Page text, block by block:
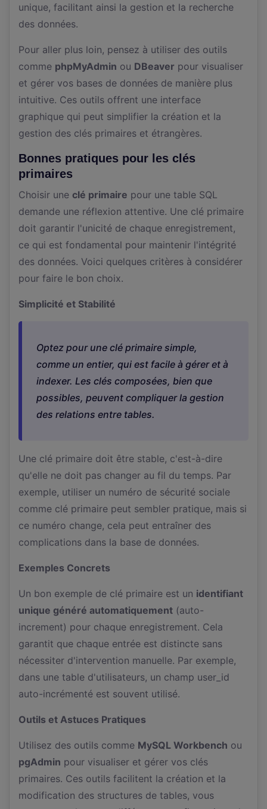
unique, facilitant ainsi la gestion et la recherche
des données.
Pour aller plus loin, pensez à utiliser des outils
comme phpMyAdmin ou DBeaver pour visualiser
et gérer vos bases de données de manière plus
intuitive. Ces outils offrent une interface
graphique qui peut simplifier la création et la
gestion des clés primaires et étrangères.
Bonnes pratiques pour les clés
primaires
Choisir une clé primaire pour une table SQL
demande une réflexion attentive. Une clé primaire
doit garantir l'unicité de chaque enregistrement,
ce qui est fondamental pour maintenir l'intégrité
des données. Voici quelques critères à considérer
pour faire le bon choix.
Simplicité et Stabilité
Optez pour une clé primaire simple,
comme un entier, qui est facile à gérer et à
indexer. Les clés composées, bien que
possibles, peuvent compliquer la gestion
des relations entre tables.
Une clé primaire doit être stable, c'est-à-dire
qu'elle ne doit pas changer au fil du temps. Par
exemple, utiliser un numéro de sécurité sociale
comme clé primaire peut sembler pratique, mais si
ce numéro change, cela peut entraîner des
complications dans la base de données.
Exemples Concrets
Un bon exemple de clé primaire est un identifiant
unique généré automatiquement (auto-
increment) pour chaque enregistrement. Cela
garantit que chaque entrée est distincte sans
nécessiter d'intervention manuelle. Par exemple,
dans une table d'utilisateurs, un champ user_id
auto-incrémenté est souvent utilisé.
Outils et Astuces Pratiques
Utilisez des outils comme MySQL Workbench ou
pgAdmin pour visualiser et gérer vos clés
primaires. Ces outils facilitent la création et la
modification des structures de tables, vous